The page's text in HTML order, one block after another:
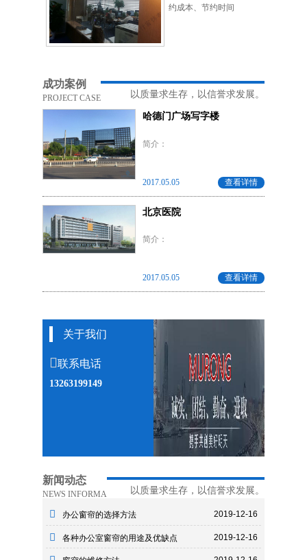
约成本、节约时间
成功案例
PROJECT CASE
以质量求生存，以信誉求发展。
哈德门广场写字楼
简介：
2017.05.05 查看详情
北京医院
简介：
2017.05.05 查看详情
关于我们
联系电话
13263199149
新闻动态
NEWS INFORMA 以质量求生存，以信誉求发展。
办公窗帘的选择方法 2019-12-16
各种办公室窗帘的用途及优缺点 2019-12-16